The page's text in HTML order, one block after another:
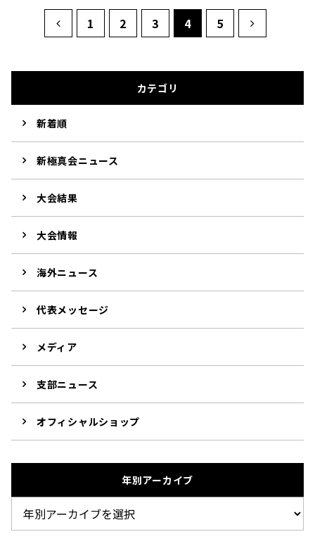
1 2 3 4 5
カテゴリ
新着順
新極真会ニュース
大会結果
大会情報
海外ニュース
代表メッセージ
メディア
支部ニュース
オフィシャルショップ
年別アーカイブ